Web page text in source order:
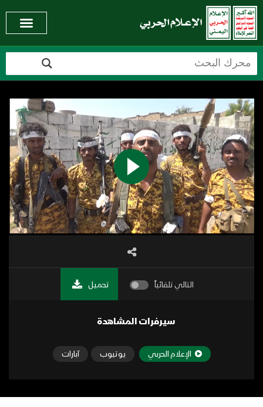
التالي تلقائياً تحميل
سيرفرات المشاهدة
الإعلام الحربي يوتيوب آبارات